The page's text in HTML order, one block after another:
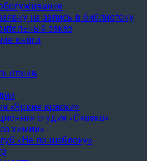
на запись в библиотеку
заказ
книги
отзыв
«Яркие краски»
студия «Сказка»
химии»
«Не по шаблону»